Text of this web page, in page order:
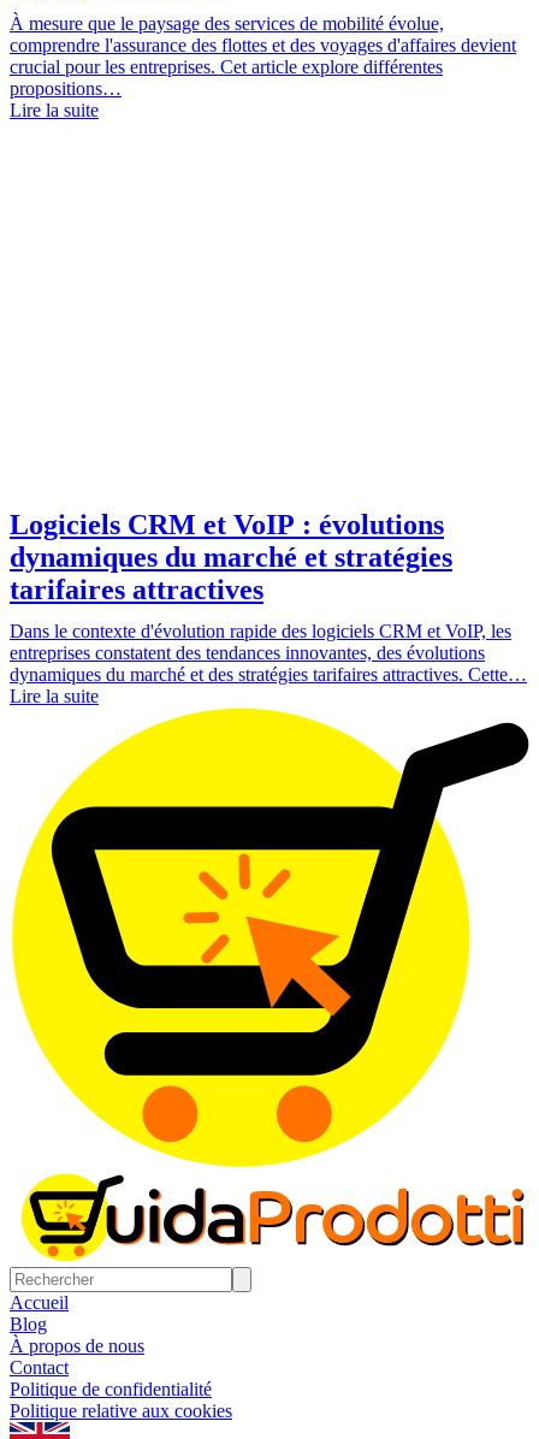
À mesure que le paysage des services de mobilité évolue,
comprendre l'assurance des flottes et des voyages d'affaires devient
crucial pour les entreprises. Cet article explore différentes
propositions…
Lire la suite
Logiciels CRM et VoIP : évolutions
dynamiques du marché et stratégies
tarifaires attractives
Dans le contexte d'évolution rapide des logiciels CRM et VoIP, les
entreprises constatent des tendances innovantes, des évolutions
dynamiques du marché et des stratégies tarifaires attractives. Cette…
Lire la suite
Accueil
Blog
À propos de nous
Contact
Politique de confidentialité
Politique relative aux cookies